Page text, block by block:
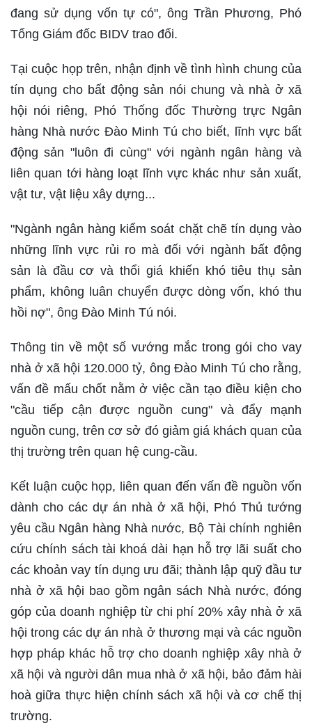
đang sử dụng vốn tự có", ông Trần Phương, Phó
Tổng Giám đốc BIDV trao đổi.
Tại cuộc họp trên, nhận định về tình hình chung của
tín dụng cho bất động sản nói chung và nhà ở xã
hội nói riêng, Phó Thống đốc Thường trực Ngân
hàng Nhà nước Đào Minh Tú cho biết, lĩnh vực bất
động sản "luôn đi cùng" với ngành ngân hàng và
liên quan tới hàng loạt lĩnh vực khác như sản xuất,
vật tư, vật liệu xây dựng...
"Ngành ngân hàng kiểm soát chặt chẽ tín dụng vào
những lĩnh vực rủi ro mà đối với ngành bất động
sản là đầu cơ và thổi giá khiến khó tiêu thụ sản
phẩm, không luân chuyển được dòng vốn, khó thu
hồi nợ", ông Đào Minh Tú nói.
Thông tin về một số vướng mắc trong gói cho vay
nhà ở xã hội 120.000 tỷ, ông Đào Minh Tú cho rằng,
vấn đề mấu chốt nằm ở việc cần tạo điều kiện cho
"cầu tiếp cận được nguồn cung" và đẩy mạnh
nguồn cung, trên cơ sở đó giảm giá khách quan của
thị trường trên quan hệ cung-cầu.
Kết luận cuộc họp, liên quan đến vấn đề nguồn vốn
dành cho các dự án nhà ở xã hội, Phó Thủ tướng
yêu cầu Ngân hàng Nhà nước, Bộ Tài chính nghiên
cứu chính sách tài khoá dài hạn hỗ trợ lãi suất cho
các khoản vay tín dụng ưu đãi; thành lập quỹ đầu tư
nhà ở xã hội bao gồm ngân sách Nhà nước, đóng
góp của doanh nghiệp từ chi phí 20% xây nhà ở xã
hội trong các dự án nhà ở thương mại và các nguồn
hợp pháp khác hỗ trợ cho doanh nghiệp xây nhà ở
xã hội và người dân mua nhà ở xã hội, bảo đảm hài
hoà giữa thực hiện chính sách xã hội và cơ chế thị
trường.